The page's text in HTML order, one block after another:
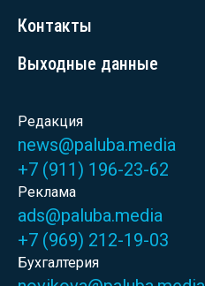
Контакты
Выходные данные
Редакция
news@paluba.media
+7 (911) 196-23-62
Реклама
ads@paluba.media
+7 (969) 212-19-03
Бухгалтерия